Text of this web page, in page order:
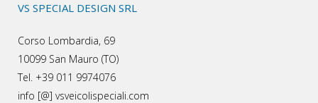
VS SPECIAL DESIGN SRL
Corso Lombardia, 69
10099 San Mauro (TO)
Tel. +39 011 9974076
info [@] vsveicolispeciali.com